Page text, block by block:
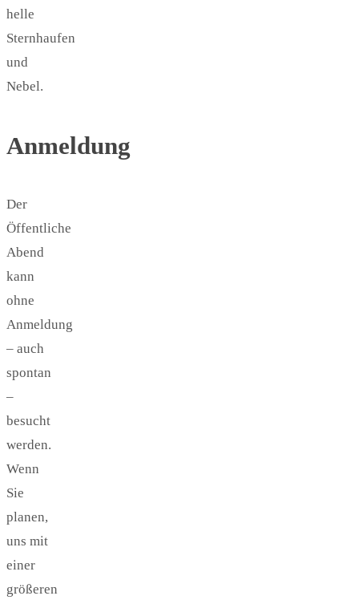
helle
Sternhaufen
und
Nebel.
Anmeldung
Der
Öffentliche
Abend
kann
ohne
Anmeldung
– auch
spontan
–
besucht
werden.
Wenn
Sie
planen,
uns mit
einer
größeren